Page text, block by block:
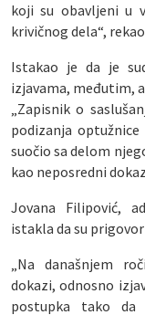
koji su obavljeni u
krivičnog dela“,
Istakao je da je
izjavama, međutim,
„Zapisnik o
podizanja
suočio sa delom
kao neposredni
Jovana Filipović,
istakla da su
„Na današnjem
dokazi, odnosno
postupka tako da